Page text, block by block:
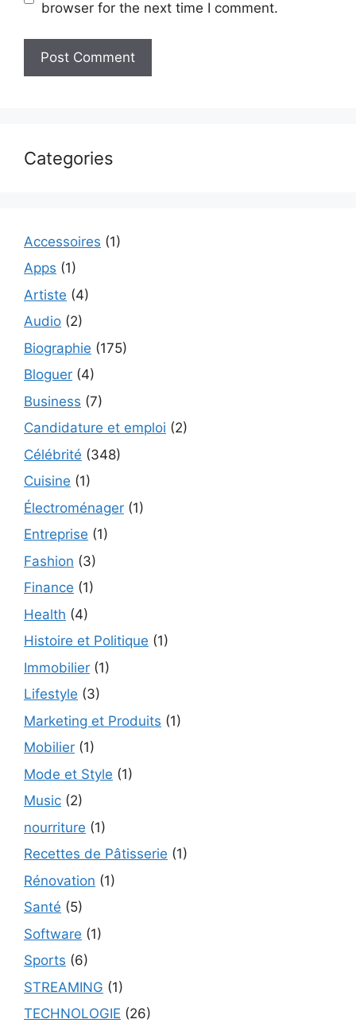
browser for the next time I comment.
Categories
Accessoires (1)
Apps (1)
Artiste (4)
Audio (2)
Biographie (175)
Bloguer (4)
Business (7)
Candidature et emploi (2)
Célébrité (348)
Cuisine (1)
Électroménager (1)
Entreprise (1)
Fashion (3)
Finance (1)
Health (4)
Histoire et Politique (1)
Immobilier (1)
Lifestyle (3)
Marketing et Produits (1)
Mobilier (1)
Mode et Style (1)
Music (2)
nourriture (1)
Recettes de Pâtisserie (1)
Rénovation (1)
Santé (5)
Software (1)
Sports (6)
STREAMING (1)
TECHNOLOGIE (26)